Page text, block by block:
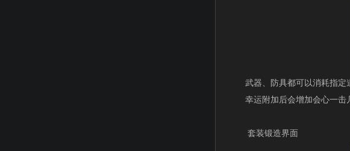
武器、防具都可以消耗指定
幸运附加后会增加会心一击
套装锻造界面